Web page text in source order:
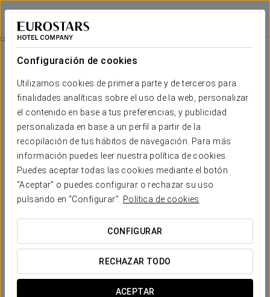
Configuración de cookies
Utilizamos cookies de primera parte y de terceros para
finalidades analíticas sobre el uso de la web, personalizar
el contenido en base a tus preferencias, y publicidad
personalizada en base a un perfil a partir de la
recopilación de tus hábitos de navegación. Para más
información puedes leer nuestra política de cookies.
Puedes aceptar todas las cookies mediante el botón
“Aceptar” o puedes configurar o rechazar su uso
pulsando en “Configurar”.
Política de cookies
CONFIGURAR
RECHAZAR TODO
ACEPTAR
Exe Hotel Cataratas
PUERTO IGUAZÚ
Habitaciones
Habitaciones
El confort y descanso que necesitas
El Hotel Cataratas dispone de 130 habitaciones de alto standing con
vistas a los jardines circundantes o a la piscina que gobierna todo el
recinto. Las habitaciones, amplias y confortables, disponen de TV
por cable, minibar, aire acondicionado, caja de seguridad, conexión
Internet WiFi gratuita y baño completo.
Hay 128 habitaciones Master y 2 Master Suit, ideales para
sorprender a tu pareja y disfrutar de una estancia como la que
siempre soñaste.
SERVICIOS DESTACADOS
Habitaciones